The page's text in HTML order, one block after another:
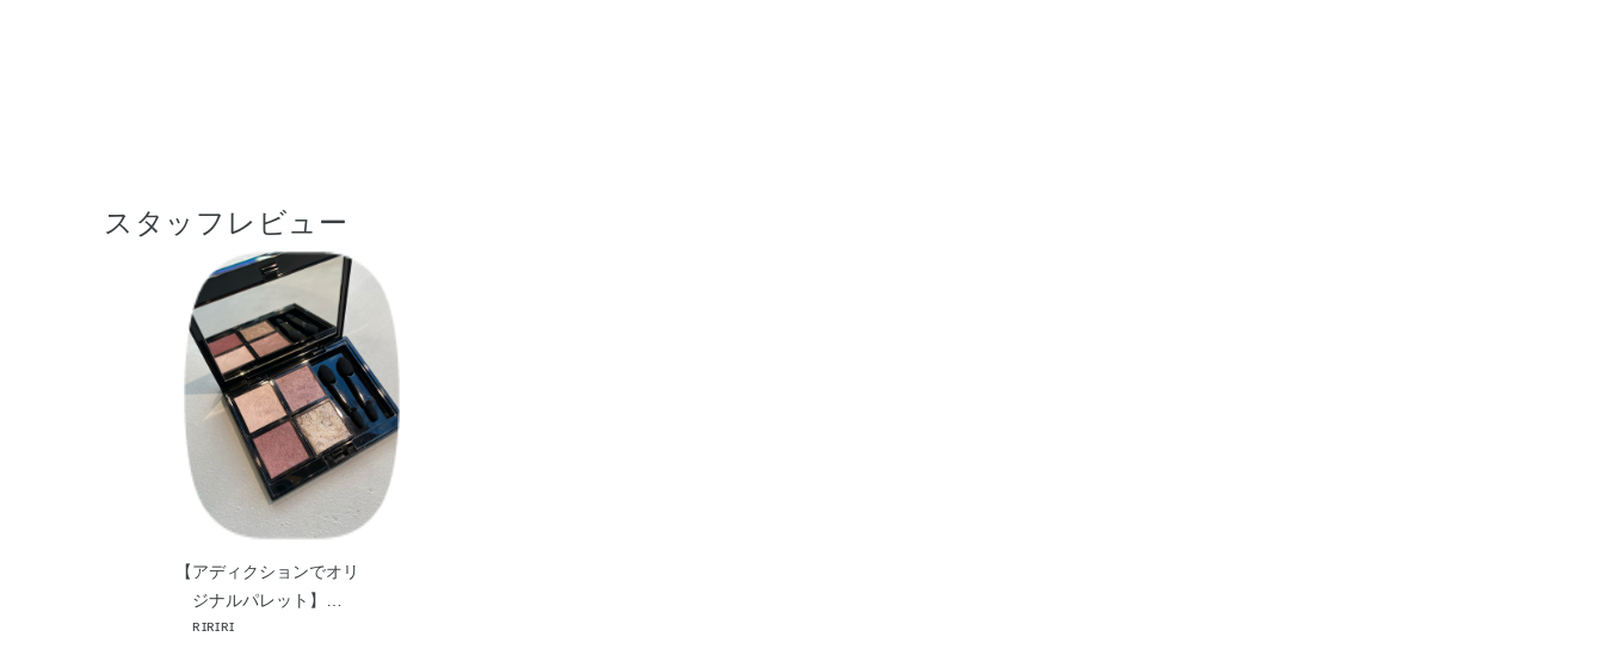
スタッフレビュー
【アディクションでオリ
ジナルパレット】…
ʀɪʀɪʀɪ